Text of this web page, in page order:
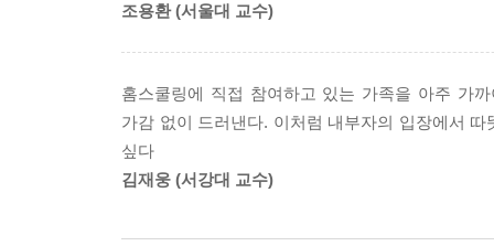
조용환 (서울대 교수)
홈스쿨링에 직접 참여하고 있는 가족을 아주 가
가감 없이 드러낸다. 이처럼 내부자의 입장에서
싶다
김재웅 (서강대 교수)